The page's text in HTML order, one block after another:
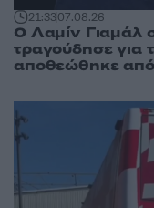
21:3307.08.26
Ο Λαμίν Γιαμάλ
τραγούδησε για
αποθεώθηκε